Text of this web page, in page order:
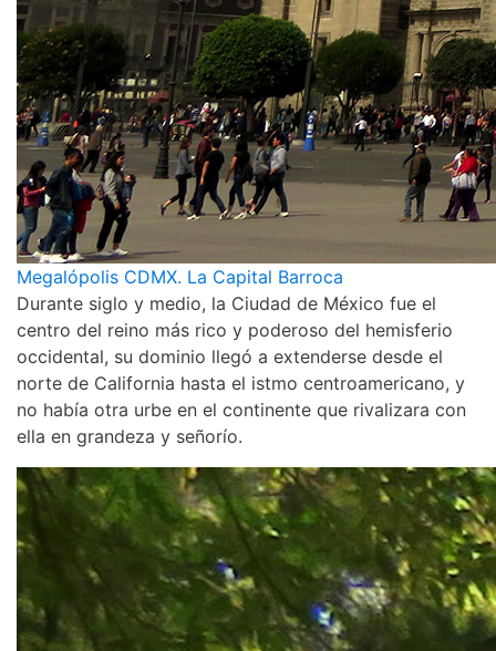
Megalópolis CDMX. La Capital Barroca
Durante siglo y medio, la Ciudad de México fue el
centro del reino más rico y poderoso del hemisferio
occidental, su dominio llegó a extenderse desde el
norte de California hasta el istmo centroamericano, y
no había otra urbe en el continente que rivalizara con
ella en grandeza y señorío.